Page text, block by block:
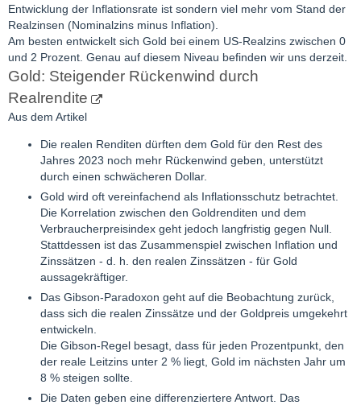
Entwicklung der Inflationsrate ist sondern viel mehr vom Stand der
Realzinsen (Nominalzins minus Inflation).
Am besten entwickelt sich Gold bei einem US-Realzins zwischen 0
und 2 Prozent. Genau auf diesem Niveau befinden wir uns derzeit.
Gold: Steigender Rückenwind durch
Realrendite
Aus dem Artikel
Die realen Renditen dürften dem Gold für den Rest des
Jahres 2023 noch mehr Rückenwind geben, unterstützt
durch einen schwächeren Dollar.
Gold wird oft vereinfachend als Inflationsschutz betrachtet.
Die Korrelation zwischen den Goldrenditen und dem
Verbraucherpreisindex geht jedoch langfristig gegen Null.
Stattdessen ist das Zusammenspiel zwischen Inflation und
Zinssätzen - d. h. den realen Zinssätzen - für Gold
aussagekräftiger.
Das Gibson-Paradoxon geht auf die Beobachtung zurück,
dass sich die realen Zinssätze und der Goldpreis umgekehrt
entwickeln.
Die Gibson-Regel besagt, dass für jeden Prozentpunkt, den
der reale Leitzins unter 2 % liegt, Gold im nächsten Jahr um
8 % steigen sollte.
Die Daten geben eine differenziertere Antwort. Das